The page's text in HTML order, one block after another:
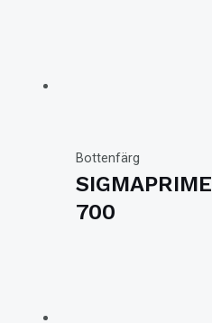
Bottenfärg
SIGMAPRIME
700